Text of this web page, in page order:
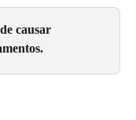
causar